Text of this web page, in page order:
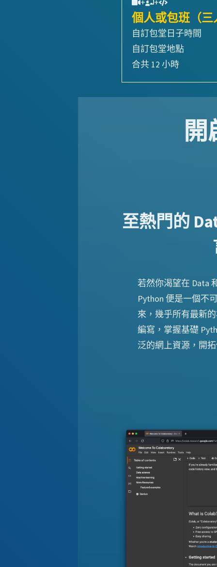
個人或包班（
自訂包堂日子時間
自訂包堂地點
合共 12 小時
至熱門的
若然你渴望在 Data
Python 便是一個不
來，幾乎所有最新
編寫，掌握基礎
泛的網上資源，開